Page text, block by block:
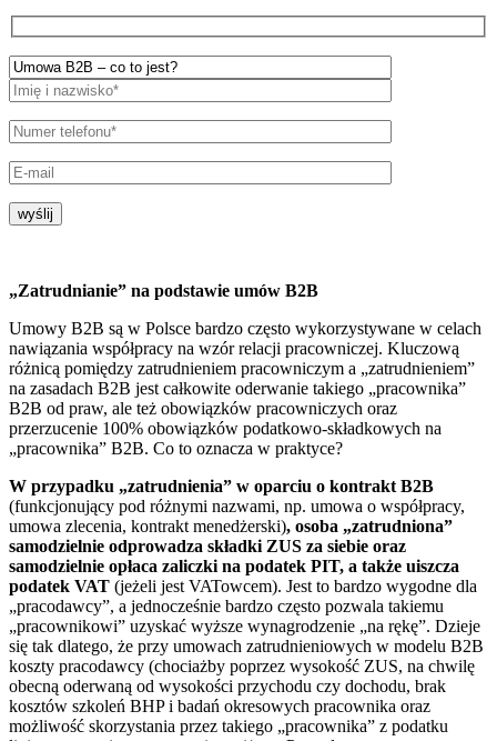
wyślij
„Zatrudnianie” na podstawie umów B2B
Umowy B2B są w Polsce bardzo często wykorzystywane w celach
nawiązania współpracy na wzór relacji pracowniczej. Kluczową
różnicą pomiędzy zatrudnieniem pracowniczym a „zatrudnieniem”
na zasadach B2B jest całkowite oderwanie takiego „pracownika”
B2B od praw, ale też obowiązków pracowniczych oraz
przerzucenie 100% obowiązków podatkowo-składkowych na
„pracownika” B2B. Co to oznacza w praktyce?
W przypadku „zatrudnienia” w oparciu o kontrakt B2B
(funkcjonujący pod różnymi nazwami, np. umowa o współpracy,
umowa zlecenia, kontrakt menedżerski), osoba „zatrudniona”
samodzielnie odprowadza składki ZUS za siebie oraz
samodzielnie opłaca zaliczki na podatek PIT, a także uiszcza
podatek VAT (jeżeli jest VATowcem). Jest to bardzo wygodne dla
„pracodawcy”, a jednocześnie bardzo często pozwala takiemu
„pracownikowi” uzyskać wyższe wynagrodzenie „na rękę”. Dzieje
się tak dlatego, że przy umowach zatrudnieniowych w modelu B2B
koszty pracodawcy (chociażby poprzez wysokość ZUS, na chwilę
obecną oderwaną od wysokości przychodu czy dochodu, brak
kosztów szkoleń BHP i badań okresowych pracownika oraz
możliwość skorzystania przez takiego „pracownika” z podatku